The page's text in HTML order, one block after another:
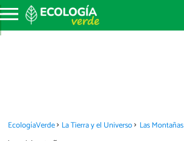
EcologíaVerde La Tierra y el Universo Las Montañas